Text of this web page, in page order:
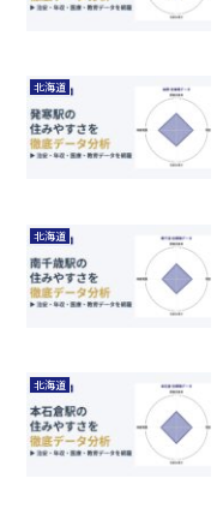
北海道
北海道
北海道